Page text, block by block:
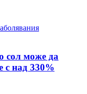
сол може да
с над 330%